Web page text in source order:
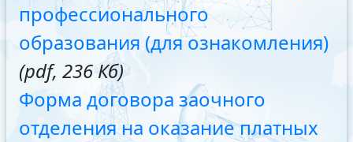
профессионального
образования (для ознакомления)
(pdf, 236 Кб)
Форма договора заочного
отделения на оказание платных